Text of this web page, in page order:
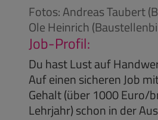
Fotos: Andreas Taubert
Ole Heinrich
Job-Profil:
Du hast Lust auf
Auf einen sicheren Job
Gehalt (über 1000 Euro/
Lehrjahr) schon in der